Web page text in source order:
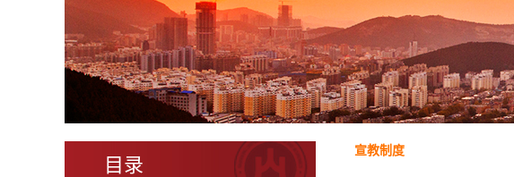
目录
宣教制度